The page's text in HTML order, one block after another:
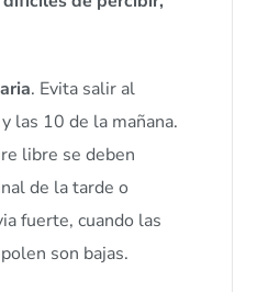
. Evita salir al
las 10 de la mañana.
libre se deben
de la tarde o
fuerte, cuando las
son bajas.